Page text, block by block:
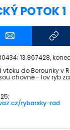
POTOK 1
13.867428,
vtoku do Berounky v
chovné - lov ryb
rybarsky-rad